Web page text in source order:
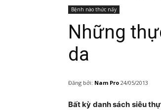
Bệnh nào thức nấy
Những
da
Đăng bởi: Nam Pro 24/05/2013
Bất kỳ danh sách siêu